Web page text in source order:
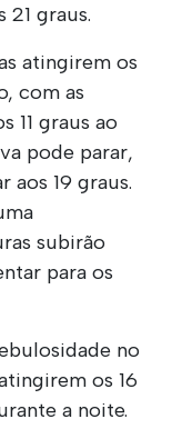
graus.
atingirem os
com as
11 graus ao
pode parar,
aos 19 graus.
subirão
para os
no
os 16
a noite.